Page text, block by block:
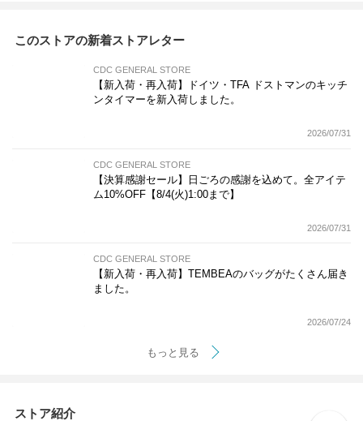
このストアの新着ストアレター
CDC GENERAL STORE
【新入荷・再入荷】ドイツ・TFA ドストマンのキッチ
ンタイマーを新入荷しました。
2026/07/31
CDC GENERAL STORE
【決算感謝セール】日ごろの感謝を込めて。全アイテ
ム10%OFF【8/4(火)1:00まで】
2026/07/31
CDC GENERAL STORE
【新入荷・再入荷】TEMBEAのバッグがたくさん届き
ました。
2026/07/24
もっと見る
ストア紹介